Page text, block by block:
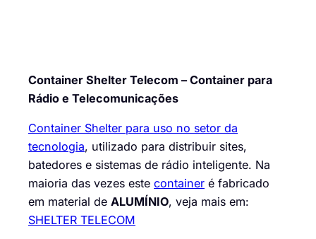
Container Shelter Telecom – Container para
Rádio e Telecomunicações
Container Shelter para uso no setor da
tecnologia, utilizado para distribuir sites,
batedores e sistemas de rádio inteligente. Na
maioria das vezes este container é fabricado
em material de ALUMÍNIO, veja mais em:
SHELTER TELECOM